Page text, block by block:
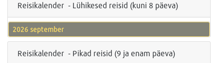
Reisikalender - Lühikesed reisid (kuni 8 päeva)
2026 september
Reisikalender - Pikad reisid (9 ja enam päeva)